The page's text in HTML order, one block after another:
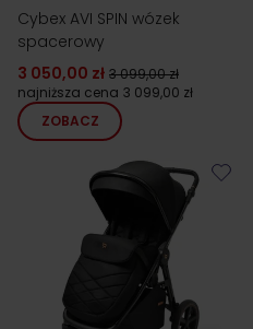
Cybex AVI SPIN wózek
spacerowy
3 050,00 zł 3 099,00 zł
najniższa cena 3 099,00 zł
ZOBACZ